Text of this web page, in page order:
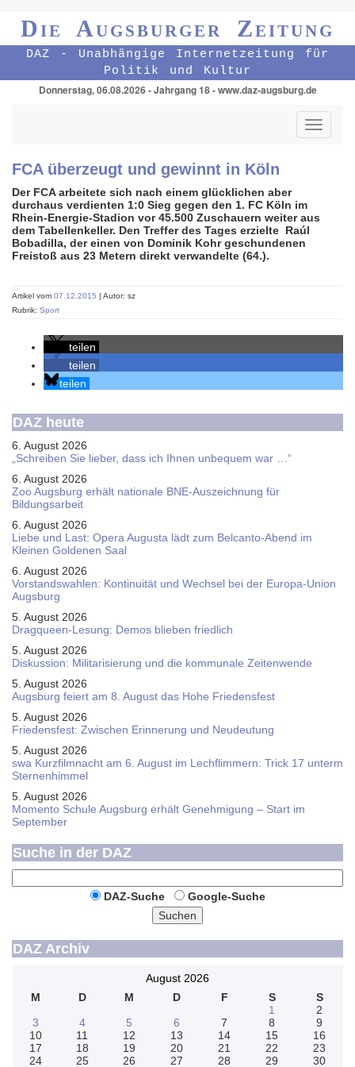
Die Augsburger Zeitung
DAZ - Unabhängige Internetzeitung für
Politik und Kultur
Donnerstag, 06.08.2026 - Jahrgang 18 - www.daz-augsburg.de
Toggle
FCA überzeugt und gewinnt in Köln
Der FCA arbeitete sich nach einem glücklichen aber
durchaus verdienten 1:0 Sieg gegen den 1. FC Köln im
Rhein-Energie-Stadion vor 45.500 Zuschauern weiter aus
dem Tabellenkeller. Den Treffer des Tages erzielte Raúl
Bobadilla, der einen von Dominik Kohr geschundenen
Freistoß aus 23 Metern direkt verwandelte (64.).
Artikel vom 07.12.2015 | Autor: sz
Rubrik: Sport
teilen
teilen
teilen
DAZ heute
6. August 2026
„Schreiben Sie lieber, dass ich Ihnen unbequem war …“
6. August 2026
Zoo Augsburg erhält nationale BNE-Auszeichnung für
Bildungsarbeit
6. August 2026
Liebe und Last: Opera Augusta lädt zum Belcanto-Abend im
Kleinen Goldenen Saal
6. August 2026
Vorstandswahlen: Kontinuität und Wechsel bei der Europa-Union
Augsburg
5. August 2026
Dragqueen-Lesung: Demos blieben friedlich
5. August 2026
Diskussion: Mi­li­ta­ri­sie­rung und die kommunale Zeitenwende
5. August 2026
Augsburg feiert am 8. August das Hohe Friedensfest
5. August 2026
Friedensfest: Zwischen Erinnerung und Neudeutung
5. August 2026
swa Kurz­film­nacht am 6. August im Lech­flim­mern: Trick 17 unterm
Sternen­himmel
5. August 2026
Momento Schule Augsburg erhält Genehmigung – Start im
September
Suche in der DAZ
DAZ-Suche
Google-Suche
Suchen
DAZ Archiv
August 2026
M
D M D F S
S
1
2
3
4 5 6 7 8
9
10
11 12 13 14 15
16
17
18 19 20 21 22
23
24
25 26 27 28 29 30